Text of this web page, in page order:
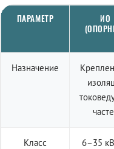
ПАРАМЕТР
ИО
Назначение
Класс
6–35